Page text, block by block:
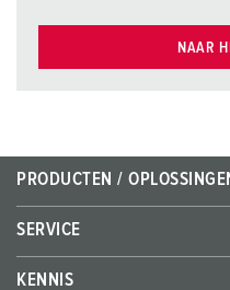
NAAR
PRODUCTEN /
SERVICE
KENNIS